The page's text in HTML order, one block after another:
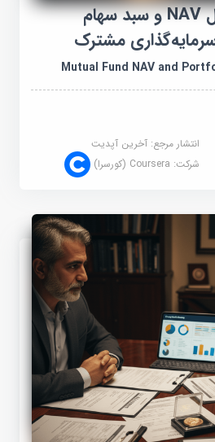
آموزش تحلیل NAV و سبد سهام
مشترک
انتشار مرجع:آخرین آپدیت
شرکت:Coursera (کورسرا)